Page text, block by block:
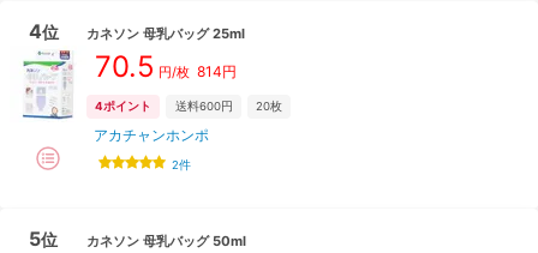
4位 カネソン 母乳バッグ 25ml
70.5 円/枚 814円
4ポイント 送料600円 20枚
アカチャンホンポ
2件
5位 カネソン 母乳バッグ 50ml